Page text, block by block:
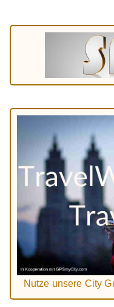
Nutze unsere City